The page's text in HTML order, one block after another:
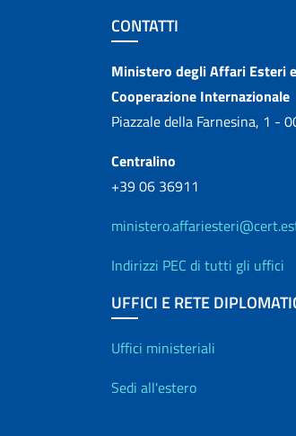
Sezione footer
CONTATTI
Contatti
Ministero degli Affari Esteri
Cooperazione Internazionale
Piazzale della Farnesina, 1 -
Centralino
+39 06 36911
Indirizzi PEC di tutti gli uffici
UFFICI E RETE
Uffici e
Uffici ministeriali
Sedi all'estero